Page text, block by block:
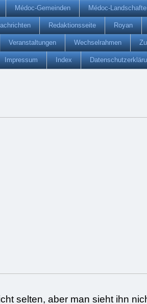
Médoc-Gemeinden Médoc-
Redaktionsseite Royan
Veranstaltungen Wechselrahmen
Impressum Index
selten, aber man sieht ihn